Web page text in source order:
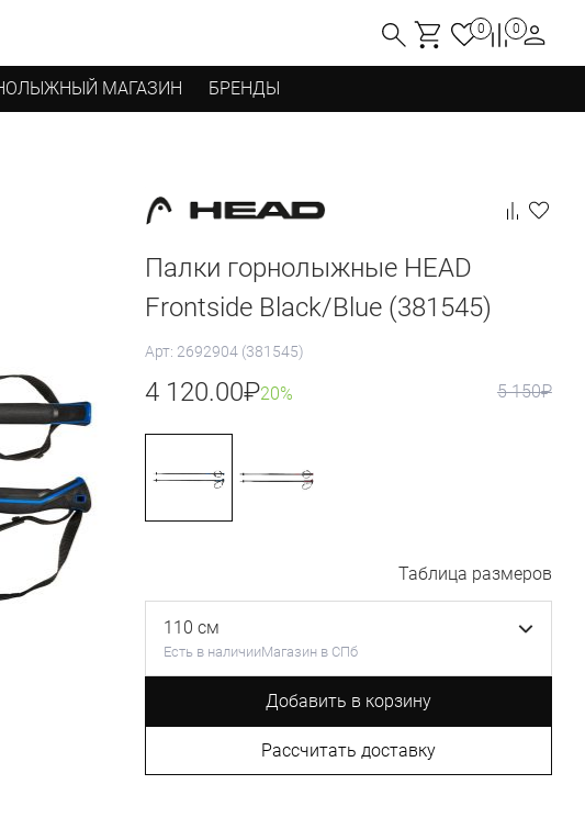
0 0
МАГАЗИН БРЕНДЫ
Палки горнолыжные HEAD
Frontside Black/Blue (381545)
Арт: 2692904 (381545)
4 120.00₽20% 5 150₽
Таблица размеров
110 см
Есть в наличииМагазин в СПб
Добавить в корзину
Рассчитать доставку